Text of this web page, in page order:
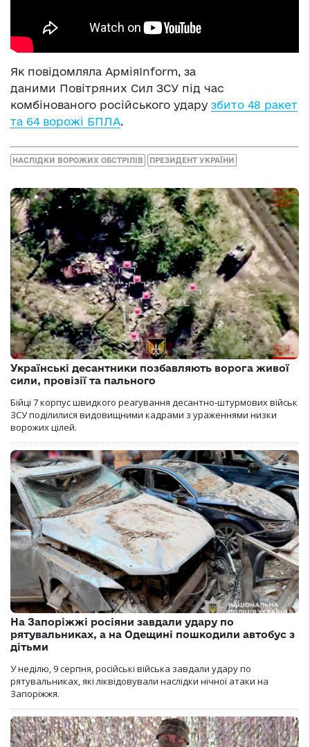
Як повідомляла АрміяInform, за
даними Повітряних Сил ЗСУ під час
комбінованого російського удару збито 48 ракет
та 64 ворожі БПЛА.
НАСЛІДКИ ВОРОЖИХ ОБСТРІЛІВ ПРЕЗИДЕНТ УКРАЇНИ
Українські десантники позбавляють ворога живої
сили, провізії та пального
Бійці 7 корпус швидкого реагування десантно-штурмових військ
ЗСУ поділилися видовищними кадрами з ураженнями низки
ворожих цілей.
На Запоріжжі росіяни завдали удару по
рятувальниках, а на Одещині пошкодили автобус з
дітьми
У неділю, 9 серпня, російські війська завдали удару по
рятувальниках, які ліквідовували наслідки нічної атаки на
Запоріжжя.